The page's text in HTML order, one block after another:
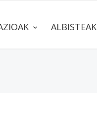
ALBISTEAK